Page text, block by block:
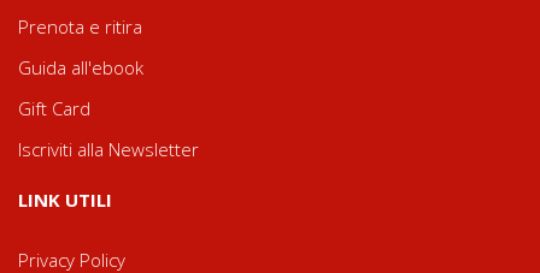
Prenota e ritira
Guida all'ebook
Gift Card
Iscriviti alla Newsletter
LINK UTILI
Privacy Policy